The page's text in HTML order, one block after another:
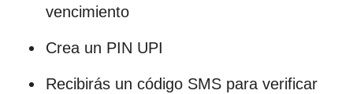
vencimiento
Crea un PIN UPI
Recibirás un código SMS para verificar